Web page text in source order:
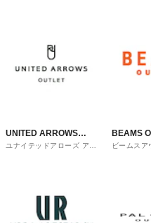
UNITED ARROWS
OUTLET
ユナイテッドアローズ アウ
BEAMS
ビームスア